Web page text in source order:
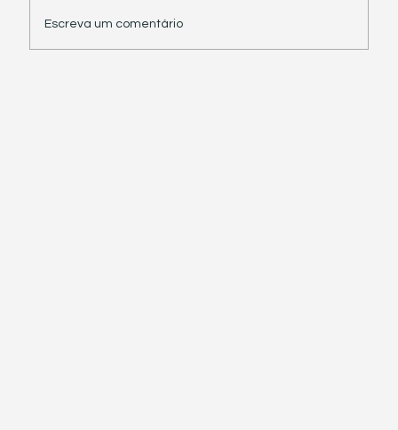
Escreva um comentário